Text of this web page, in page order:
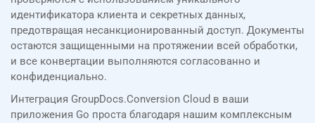
идентификатора клиента и секретных данных,
предотвращая несанкционированный доступ. Документы
остаются защищенными на протяжении всей обработки,
и все конвертации выполняются согласованно и
конфиденциально.
Интеграция GroupDocs.Conversion Cloud в ваши
приложения Go проста благодаря нашим комплексным